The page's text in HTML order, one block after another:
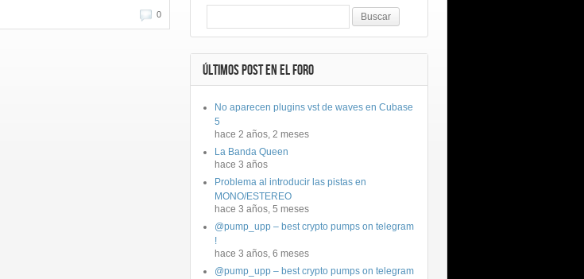
Yalp crea Fono, Lleva la escena DJ a
0
ÚLTIMOS POST EN EL FORO
No aparecen plugins vst de waves en Cubase
5
hace 2 años, 2 meses
La Banda Queen
hace 3 años
Problema al introducir las pistas en
MONO/ESTEREO
hace 3 años, 5 meses
@pump_upp – best crypto pumps on telegram
!
hace 3 años, 6 meses
@pump_upp – best crypto pumps on telegram